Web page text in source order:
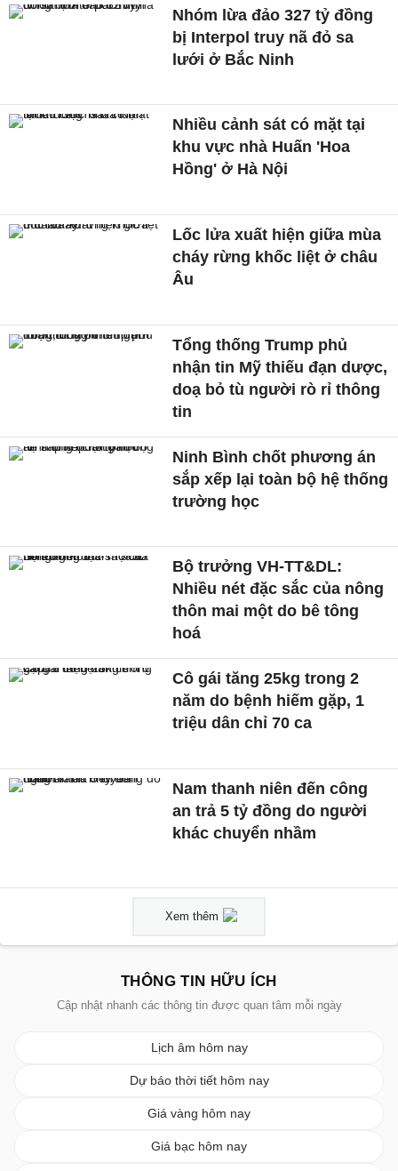
Nhóm lừa đảo 327 tỷ đồng
bị Interpol truy nã đỏ sa
lưới ở Bắc Ninh
Nhiều cảnh sát có mặt tại
khu vực nhà Huấn 'Hoa
Hồng' ở Hà Nội
Lốc lửa xuất hiện giữa mùa
cháy rừng khốc liệt ở châu
Âu
Tổng thống Trump phủ
nhận tin Mỹ thiếu đạn dược,
doạ bỏ tù người rò rỉ thông
tin
Ninh Bình chốt phương án
sắp xếp lại toàn bộ hệ thống
trường học
Bộ trưởng VH-TT&DL:
Nhiều nét đặc sắc của nông
thôn mai một do bê tông
hoá
Cô gái tăng 25kg trong 2
năm do bệnh hiếm gặp, 1
triệu dân chỉ 70 ca
Nam thanh niên đến công
an trả 5 tỷ đồng do người
khác chuyển nhầm
Xem thêm
THÔNG TIN HỮU ÍCH
Cập nhật nhanh các thông tin được quan tâm mỗi ngày
Lịch âm hôm nay
Dự báo thời tiết hôm nay
Giá vàng hôm nay
Giá bạc hôm nay